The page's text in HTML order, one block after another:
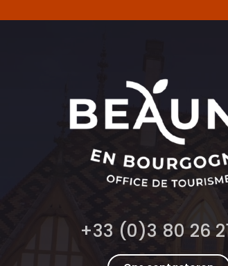
+33 (0)3 80 26